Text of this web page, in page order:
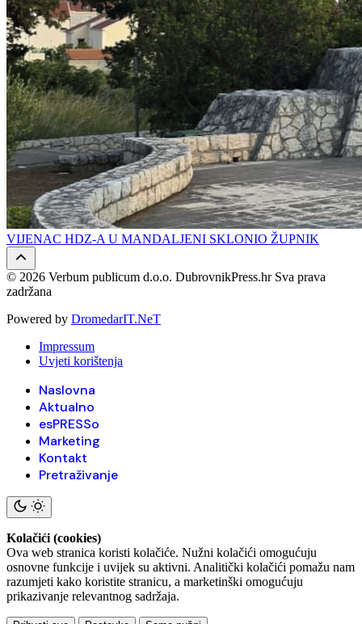
VIJENAC HDZ-A U MANDALJENI SKLONIO ŽUPNIK
© 2026 Verbum publicum d.o.o. DubrovnikPress.hr Sva prava
zadržana
Powered by DromedarIT.NeT
Impressum
Uvjeti korištenja
Naslovna
Aktualno
esPRESSo
Marketing
Kontakt
Pretraživanje
Kolačići (cookies)
Ova web stranica koristi kolačiće. Nužni kolačići omogućuju
osnovne funkcije i uvijek su aktivni. Analitički kolačići pomažu nam
razumjeti kako koristite stranicu, a marketinški omogućuju
prikazivanje relevantnog sadržaja.